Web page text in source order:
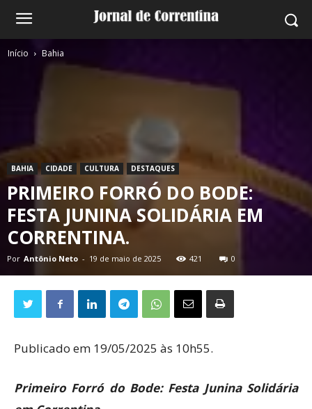
Início Bahia
BAHIA CIDADE CULTURA DESTAQUES
PRIMEIRO FORRÓ DO BODE:
FESTA JUNINA SOLIDÁRIA EM
CORRENTINA.
Por Antônio Neto - 19 de maio de 2025 421 0
Publicado em 19/05/2025 às 10h55.
Primeiro Forró do Bode: Festa Junina Solidária